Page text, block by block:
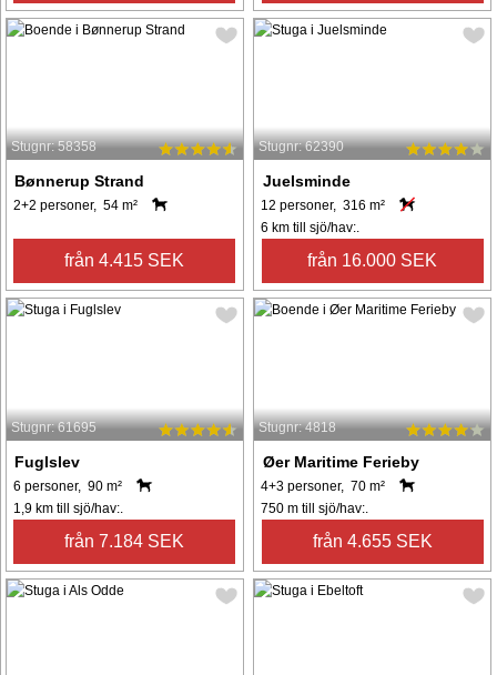
Stugnr: 58358
Bønnerup Strand
2+2 personer, 54 m²
från 4.415 SEK
Stugnr: 62390
Juelsminde
12 personer, 316 m²
6 km till sjö/hav:.
från 16.000 SEK
Stugnr: 61695
Fuglslev
6 personer, 90 m²
1,9 km till sjö/hav:.
från 7.184 SEK
Stugnr: 4818
Øer Maritime Ferieby
4+3 personer, 70 m²
750 m till sjö/hav:.
från 4.655 SEK